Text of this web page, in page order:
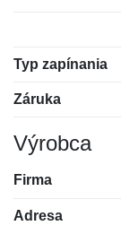
Typ zapínania
Záruka
Výrobca
Firma
Adresa